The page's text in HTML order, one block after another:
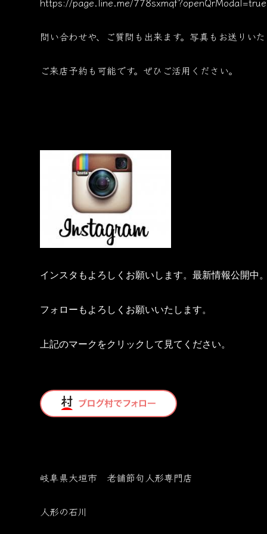
問い合わせや、ご質問も出来ます。写真もお送りい
ご来店予約も可能です。ぜひご活用ください。
インスタもよろしくお願いします。最新情報公開中
フォローもよろしくお願いいたします。
上記のマークをクリックして見てください。
岐阜県大垣市 老舗節句人形専門店
人形の石川